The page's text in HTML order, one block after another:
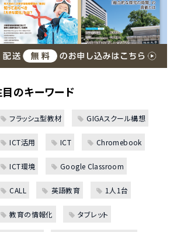
のキーワード
フラッシュ型教材 GIGAスクール構想
ICT活用 ICT Chromebook
ICT環境 Google Classroom
CALL 英語教育 1人1台
教育の情報化 タブレット